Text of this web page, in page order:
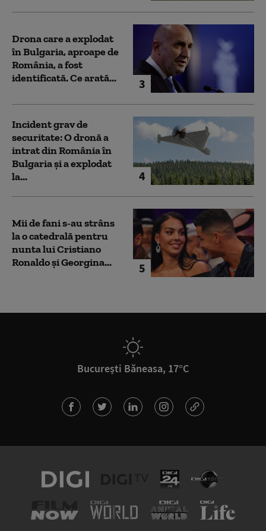
3
Drona care a explodat
în Bulgaria, aproape de
România, a fost
identificată. Ce arată...
4
Incident grav de
securitate: O dronă a
intrat din România în
Bulgaria şi a explodat
la...
5
Mii de fani s-au strâns
la o catedrală pentru
nunta lui Cristiano
Ronaldo şi Georgina...
București Băneasa, 17°C